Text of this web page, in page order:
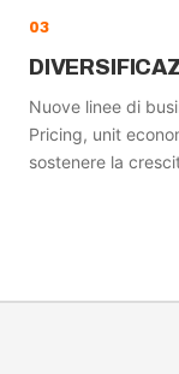
03
Nuove linee di
Pricing, unit
sostenere la